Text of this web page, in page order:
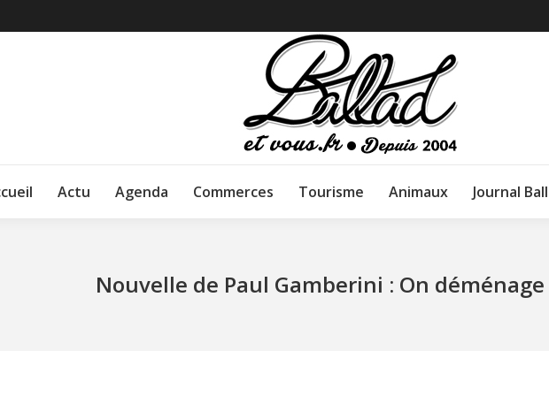
Actu Agenda Commerces Tourisme Animaux Journal
Nouvelle de Paul Gamberini : On